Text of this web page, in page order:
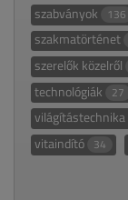
szabványok 136
szakmatörténet
szerelők közelről
technológiák 27
világítástechnika
vitaindító 34